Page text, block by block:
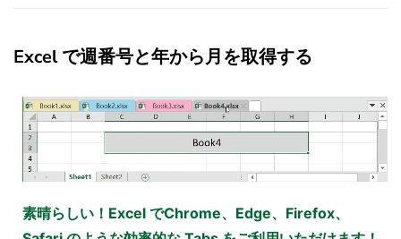
Excel で週番号と年から月を取得する
素晴らしい！Excel でChrome、Edge、Firefox、